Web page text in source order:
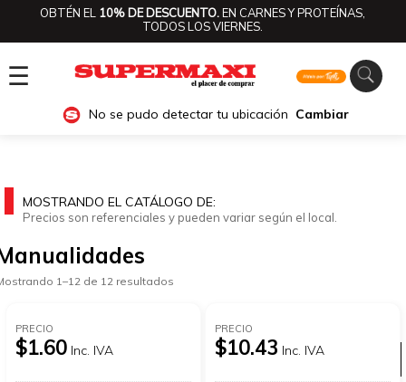
OBTÉN EL 10% DE DESCUENTO.EN CARNES Y PROTEÍNAS,
TODOS LOS VIERNES.
☰
No se pudo detectar tu ubicación Cambiar
Ver categorías
MOSTRANDO EL CATÁLOGO DE:
Precios son referenciales y pueden variar según el local.
1–12 de 12 resultados
PRECIO
$1.60 Inc. IVA
PRECIO
$10.43 Inc. IVA